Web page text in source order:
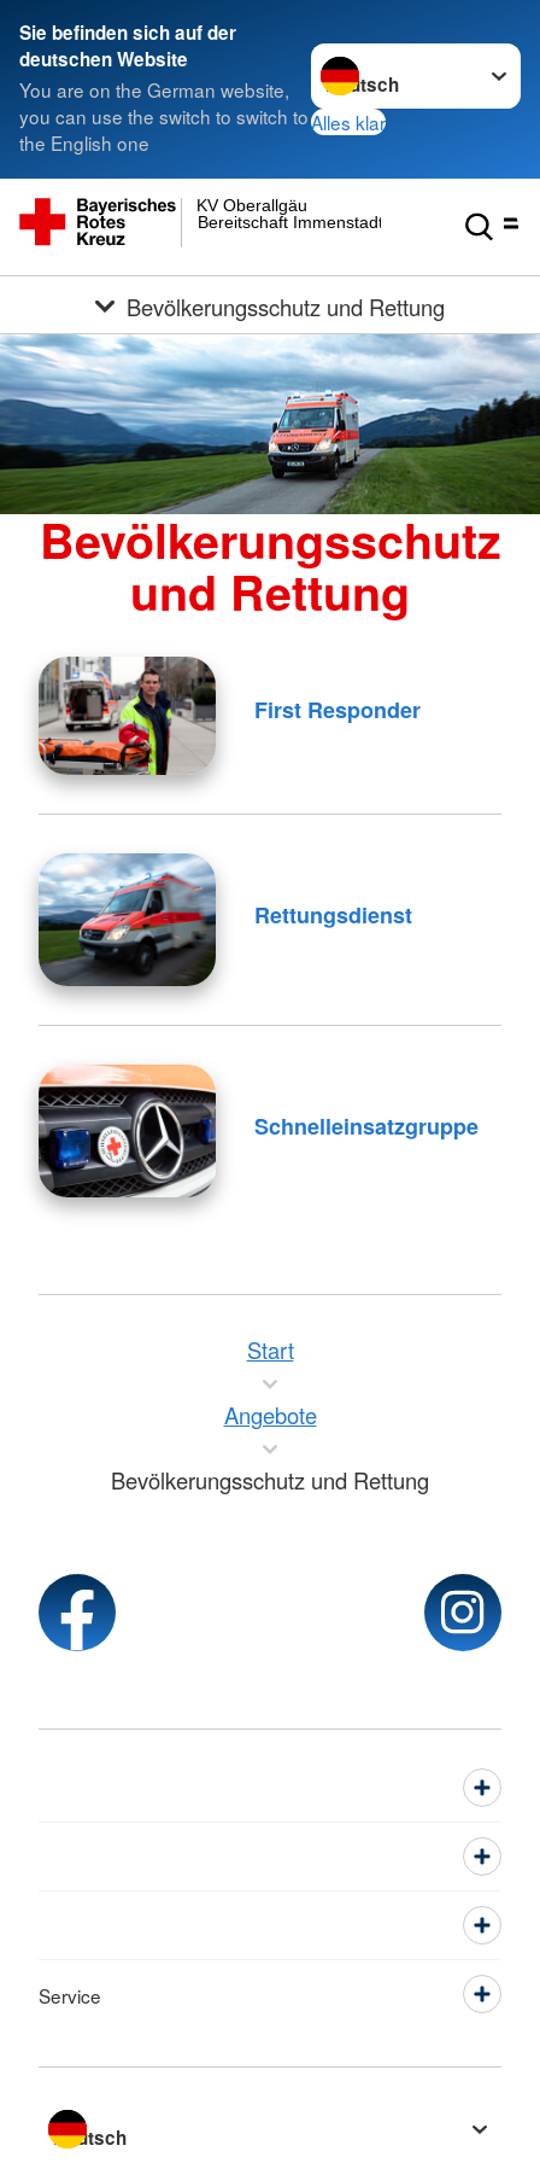
Sie befinden sich auf der
deutschen Website
You are on the German website,
you can use the switch to switch to
the English one
Sprache wechseln zu
Alles klar
Bereitschaft Immenstadt
KV Oberallgäu
Bevölkerungsschutz und Rettung
Bevölkerungsschutz
und Rettung
First Responder
Rettungsdienst
Schnelleinsatzgruppe
Start
Angebote
Bevölkerungsschutz und Rettung
Service
Sprache wechseln zu